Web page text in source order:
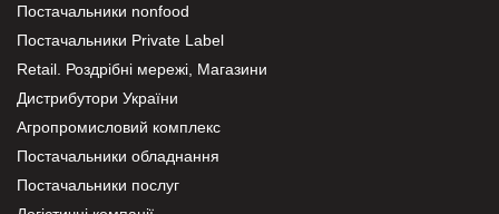
Постачальники nonfood
Постачальники Private Label
Retail. Роздрібні мережі, Магазини
Дистрибутори України
Агропромисловий комплекс
Постачальники обладнання
Постачальники послуг